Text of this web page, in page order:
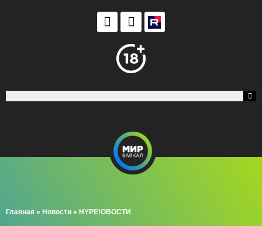
Главная » Новости » HYPE!ОВОСТИ